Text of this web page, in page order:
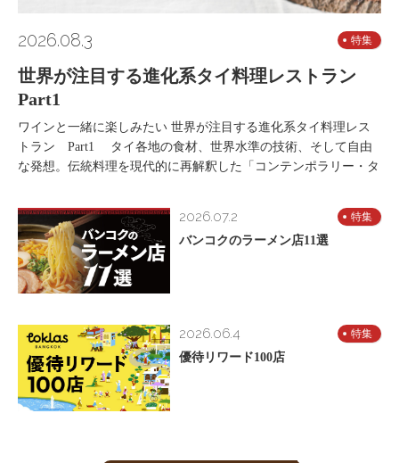
2026.08.3 特集
世界が注目する進化系タイ料理レストラン
Part1
ワインと一緒に楽しみたい 世界が注目する進化系タイ料理レス
トラン Part1 タイ各地の食材、世界水準の技術、そして自由
な発想。伝統料理を現代的に再解釈した「コンテンポラリー・タ
2026.07.2 特集
バンコクのラーメン店11選
2026.06.4 特集
優待リワード100店